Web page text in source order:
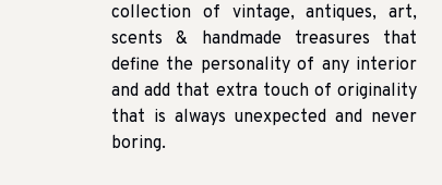
collection of vintage, antiques, art,
scents & handmade treasures that
define the personality of any interior
and add that extra touch of originality
that is always unexpected and never
boring.